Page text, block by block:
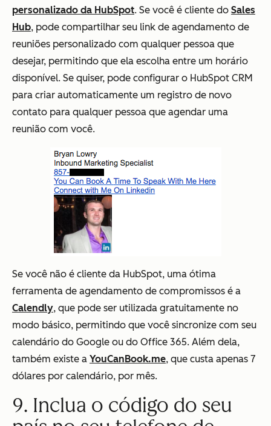
personalizado da HubSpot. Se você é cliente do Sales
Hub, pode compartilhar seu link de agendamento de
reuniões personalizado com qualquer pessoa que
desejar, permitindo que ela escolha entre um horário
disponível. Se quiser, pode configurar o HubSpot CRM
para criar automaticamente um registro de novo
contato para qualquer pessoa que agendar uma
reunião com você.
Se você não é cliente da HubSpot, uma ótima
ferramenta de agendamento de compromissos é a
Calendly, que pode ser utilizada gratuitamente no
modo básico, permitindo que você sincronize com seu
calendário do Google ou do Office 365. Além dela,
também existe a YouCanBook.me, que custa apenas 7
dólares por calendário, por mês.
9. Inclua o código do seu